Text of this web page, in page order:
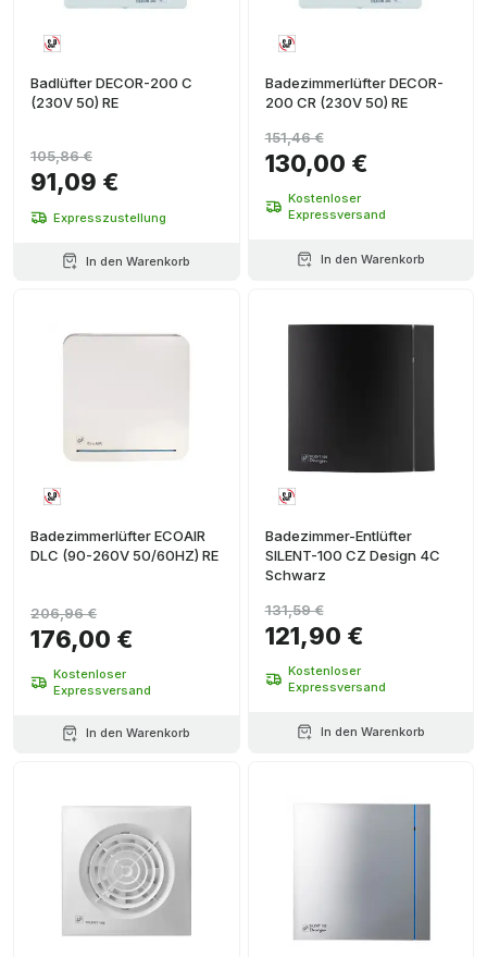
Badlüfter DECOR-200 C
(230V 50) RE
91,09 €
105,86 €
Expresszustellung
In den Warenkorb
Badezimmerlüfter DECOR-
200 CR (230V 50) RE
130,00 €
151,46 €
Kostenloser
Expressversand
In den Warenkorb
Badezimmerlüfter ECOAIR
DLC (90-260V 50/60HZ) RE
176,00 €
206,96 €
Kostenloser
Expressversand
In den Warenkorb
Badezimmer-Entlüfter
SILENT-100 CZ Design 4C
Schwarz
121,90 €
131,59 €
Kostenloser
Expressversand
In den Warenkorb